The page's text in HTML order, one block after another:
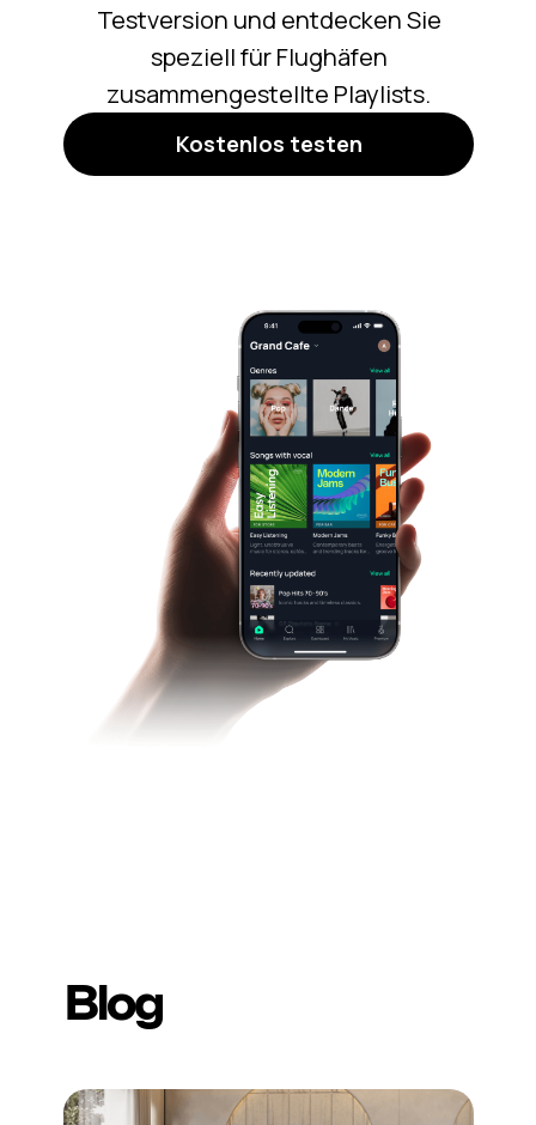
Testversion und entdecken Sie
speziell für Flughäfen
zusammengestellte Playlists.
Kostenlos testen
Blog